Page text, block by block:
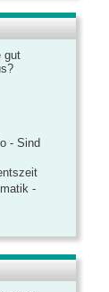
gut
- Sind
-